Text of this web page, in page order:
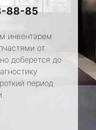
88-85
инвентарем
от
доберется до
период